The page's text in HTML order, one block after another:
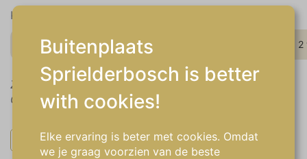
Buitenplaats
Sprielderbosch is better
with cookies!
Elke ervaring is beter met cookies. Omdat
we je graag voorzien van de beste
Kies een periode:
weekend midweek 2
Zoekt u een andere aankomstdatum of periode?
Gebruik dan de kalender in het filtermenu.
Last-minute: Aug 10, midweek × alles wissen